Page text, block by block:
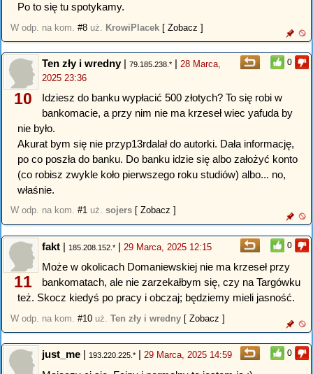
Po to się tu spotykamy.
W odp. na kom. #8 uż. KrowiPlacek [ Zobacz ]
0
10
Ten zły i wredny| 79.185.238.* | 28 Marca,
2025 23:36
Idziesz do banku wypłacić 500 złotych? To się robi w
bankomacie, a przy nim nie ma krzeseł wiec yafuda by
nie było.
Akurat bym się nie przyp13rdalał do autorki. Dała informację,
po co poszła do banku. Do banku idzie się albo założyć konto
(co robisz zwykle koło pierwszego roku studiów) albo... no,
właśnie.
W odp. na kom. #1 uż. sojers [ Zobacz ]
0
11
fakt | 185.208.152.* | 29 Marca, 2025 12:15
Może w okolicach Domaniewskiej nie ma krzeseł przy
bankomatach, ale nie zarzekałbym się, czy na Targówku
też. Skocz kiedyś po pracy i obczaj; będziemy mieli jasność.
W odp. na kom. #10 uż. Ten zły i wredny [ Zobacz ]
0
just_me | 193.220.225.* | 29 Marca, 2025 14:59